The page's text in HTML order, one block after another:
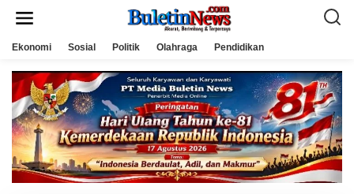
Ekonomi Sosial Politik Olahraga Pendidikan